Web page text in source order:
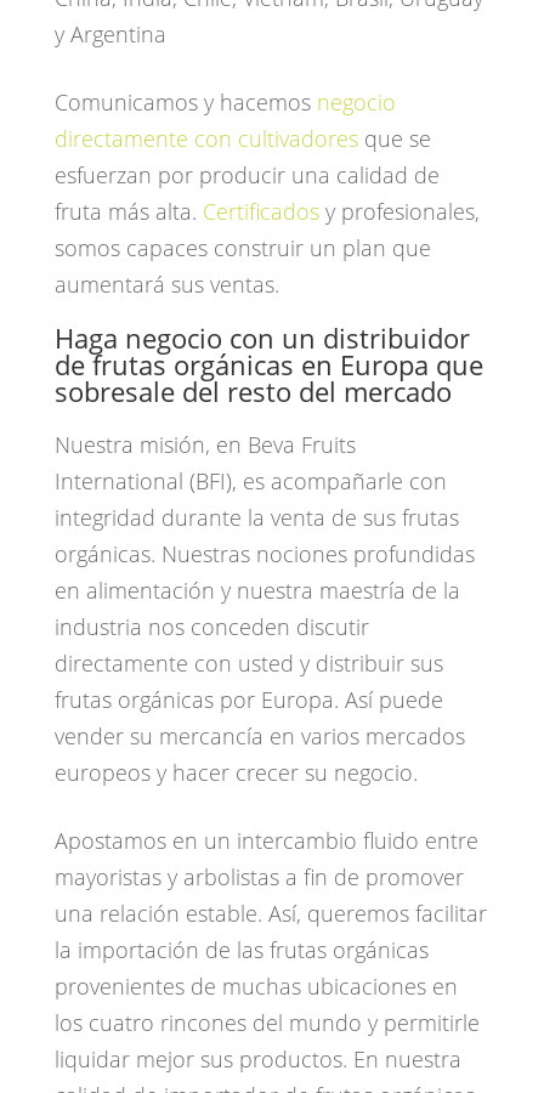
y Argentina
Comunicamos y hacemos negocio
directamente con cultivadoresque se
esfuerzan por producir una calidad de
fruta más alta. Certificadosy profesionales,
somos capaces construir un plan que
aumentará sus ventas.
Haga negocio con un distribuidor
de frutas orgánicas en Europa que
sobresale del resto del mercado
Nuestra misión, en Beva Fruits
International (BFI), es acompañarle con
integridad durante la venta de sus frutas
orgánicas. Nuestras nociones profundidas
en alimentación y nuestra maestría de la
industria nos conceden discutir
directamente con usted y distribuir sus
frutas orgánicas por Europa. Así puede
vender su mercancía en varios mercados
europeos y hacer crecer su negocio.
Apostamos en un intercambio fluido entre
mayoristas y arbolistas a fin de promover
una relación estable. Así, queremos facilitar
la importación de las frutas orgánicas
provenientes de muchas ubicaciones en
los cuatro rincones del mundo y permitirle
liquidar mejor sus productos. En nuestra